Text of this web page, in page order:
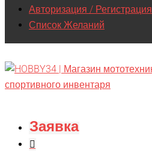
Авторизация / Регистрация
Список Желаний
Заявка